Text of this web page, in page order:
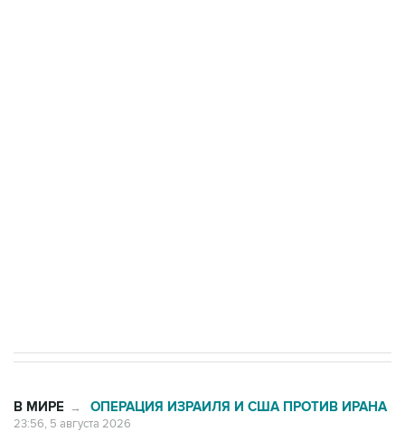
В МИРЕ → ОПЕРАЦИЯ ИЗРАИЛЯ И США ПРОТИВ ИРАНА
23:56, 5 августа 2026